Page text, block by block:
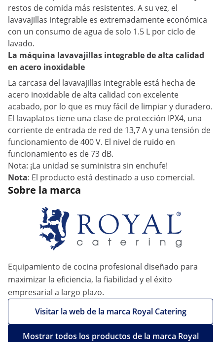
restos de comida más resistentes. A su vez, el
lavavajillas integrable es extremadamente económica
con un consumo de agua de solo 1.5 L por ciclo de
lavado.
La máquina lavavajillas integrable de alta calidad
en acero inoxidable
La carcasa del lavavajillas integrable está hecha de
acero inoxidable de alta calidad con excelente
acabado, por lo que es muy fácil de limpiar y duradero.
El lavaplatos tiene una clase de protección IPX4, una
corriente de entrada de red de 13,7 A y una tensión de
funcionamiento de 400 V. El nivel de ruido en
funcionamiento es de 73 dB.
Nota: ¡La unidad se suministra sin enchufe!
Nota: El producto está destinado a uso comercial.
Sobre la marca
Equipamiento de cocina profesional diseñado para
maximizar la eficiencia, la fiabilidad y el éxito
empresarial a largo plazo.
Visitar la web de la marca Royal Catering
Mostrar todos los productos de la marca Royal